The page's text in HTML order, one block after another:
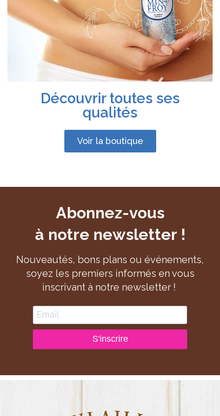
Découvrir toutes ses
qualités
Voir la boutique
Abonnez-vous
à notre newsletter !
Nouveautés, bons plans ou événements,
soyez les premiers informés en vous
inscrivant à notre newsletter !
S'inscrire